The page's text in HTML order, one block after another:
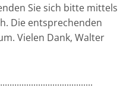
Sie sich bitte mittels
Die entsprechenden
Vielen Dank, Walter